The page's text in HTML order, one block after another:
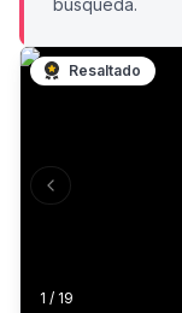
búsqueda.
1 / 19
Previous slide
Resaltado